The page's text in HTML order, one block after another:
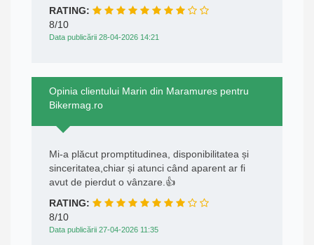
RATING:
8/10
Data publicării 28-04-2026 14:21
Opinia clientului Marin din Maramures pentru
Bikermag.ro
Mi-a plăcut promptitudinea, disponibilitatea și
sinceritatea,chiar și atunci când aparent ar fi
avut de pierdut o vânzare.👍
RATING:
8/10
Data publicării 27-04-2026 11:35